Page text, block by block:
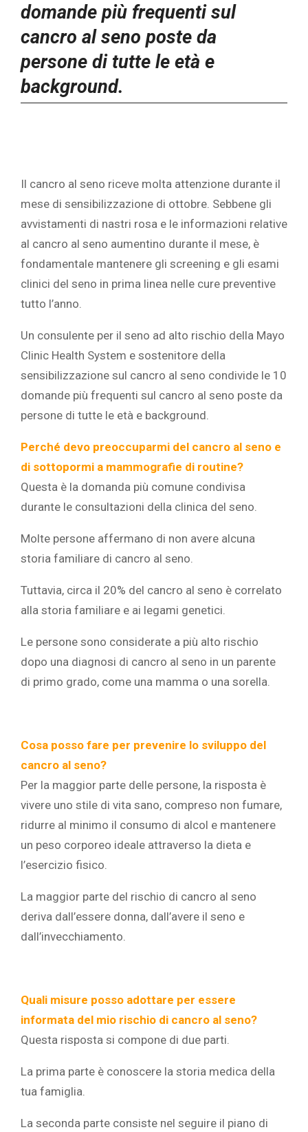
domande più frequenti sul
cancro al seno poste da
persone di tutte le età e
background.
Il cancro al seno riceve molta attenzione durante il
mese di sensibilizzazione di ottobre. Sebbene gli
avvistamenti di nastri rosa e le informazioni relative
al cancro al seno aumentino durante il mese, è
fondamentale mantenere gli screening e gli esami
clinici del seno in prima linea nelle cure preventive
tutto l’anno.
Un consulente per il seno ad alto rischio della Mayo
Clinic Health System e sostenitore della
sensibilizzazione sul cancro al seno condivide le 10
domande più frequenti sul cancro al seno poste da
persone di tutte le età e background.
Perché devo preoccuparmi del cancro al seno e
di sottopormi a mammografie di routine?
Questa è la domanda più comune condivisa
durante le consultazioni della clinica del seno.
Molte persone affermano di non avere alcuna
storia familiare di cancro al seno.
Tuttavia, circa il 20% del cancro al seno è correlato
alla storia familiare e ai legami genetici.
Le persone sono considerate a più alto rischio
dopo una diagnosi di cancro al seno in un parente
di primo grado, come una mamma o una sorella.
Cosa posso fare per prevenire lo sviluppo del
cancro al seno?
Per la maggior parte delle persone, la risposta è
vivere uno stile di vita sano, compreso non fumare,
ridurre al minimo il consumo di alcol e mantenere
un peso corporeo ideale attraverso la dieta e
l’esercizio fisico.
La maggior parte del rischio di cancro al seno
deriva dall’essere donna, dall’avere il seno e
dall’invecchiamento.
Quali misure posso adottare per essere
informata del mio rischio di cancro al seno?
Questa risposta si compone di due parti.
La prima parte è conoscere la storia medica della
tua famiglia.
La seconda parte consiste nel seguire il piano di